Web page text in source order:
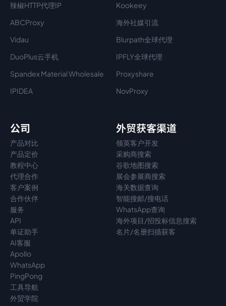
辣椒HTTP代理IP
Kookeey
ABCProxy
海外社媒引流
Vidau
Blurpath全球代理
DuoPlus云手机
IPFLY全球代理
Spandex Material Wholesale​
Proxyshare
IPIDEA
NovProxy
公司
产品对比
产品定价
教程中心
代理合作
客户案例
合作伙伴
服务
API
单证助手
AI客服
Apollo
WhatsApp
PingPong
工具导航
外贸学院
外贸获客渠道
领英客户开发
采购商搜索
谷歌地图搜索
展会参展商搜索
海关数据查询
智能搜邮/搜电话
WhatsApp查询
海外项目/招投标信息搜索
名片/名册扫描获客